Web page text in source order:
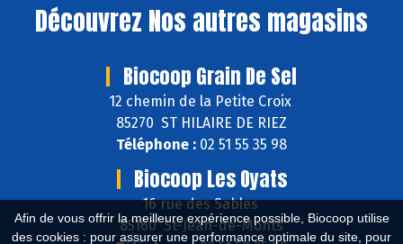
Afin de vous offrir la meilleure expérience possible, Biocoop utilise
des cookies : pour assurer une performance optimale du site, pour
Découvrez Nos autres magasins
Biocoop Grain De Sel
12 chemin de la Petite Croix
85270 ST HILAIRE DE RIEZ
Téléphone : 02 51 55 35 98
Biocoop Les Oyats
16 rue des Sables
85160 St-Jean-de-Monts